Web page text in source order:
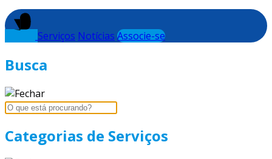
Serviços Notícias Associe-se
Busca
Categorias de Serviços